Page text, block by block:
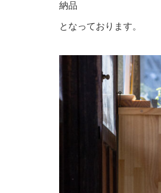
納品
となっております。